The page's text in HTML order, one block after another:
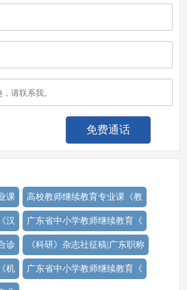
免费通话
课 高校教师继续教育专业课《教
汉 广东省中小学教师继续教育《
诊 《科研》杂志社征稿|广东职称
机 广东省中小学教师继续教育《